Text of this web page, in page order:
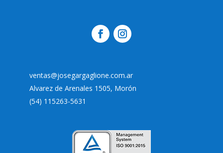
ventas@josegargaglione.com.ar
Alvarez de Arenales 1505, Morón
(54) 115263-5631